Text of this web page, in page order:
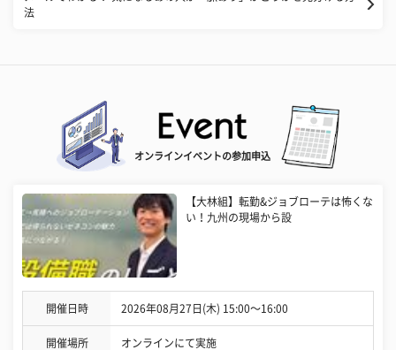
法
オンラインイベントの参加申込
【大林組】転勤&ジョブローテは怖くな
い！九州の現場から設
開催日時 2026年08月27日(木) 15:00〜16:00
開催場所 オンラインにて実施